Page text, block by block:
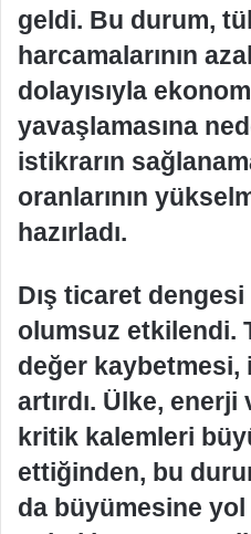
geldi. Bu durum,
harcamalarının
dolayısıyla
yavaşlamasına
istikrarın
oranlarının
hazırladı.
Dış ticaret
olumsuz etkilendi.
değer
artırdı. Ülke,
kritik kalemleri
ettiğinden, bu
da büyümesine yol